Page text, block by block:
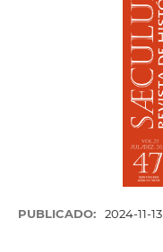
PUBLICADO: 2024-11-13